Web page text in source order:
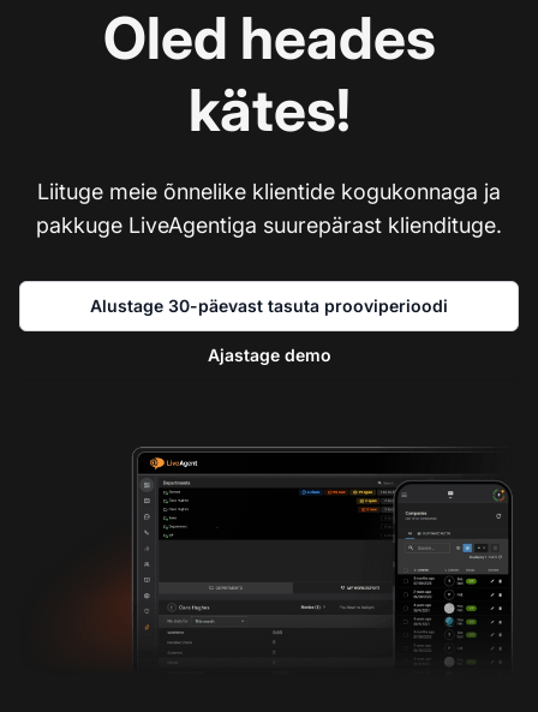
Oled heades
kätes!
Liituge meie õnnelike klientide kogukonnaga ja
pakkuge LiveAgentiga suurepärast kliendituge.
Alustage 30-päevast tasuta prooviperioodi
Ajastage demo